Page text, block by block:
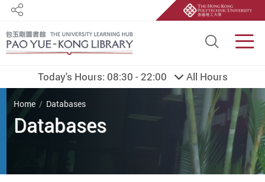
Site
Share
Today's Hours: 08:30 - 22:00 All Hours
You are here
Home Databases
Databases